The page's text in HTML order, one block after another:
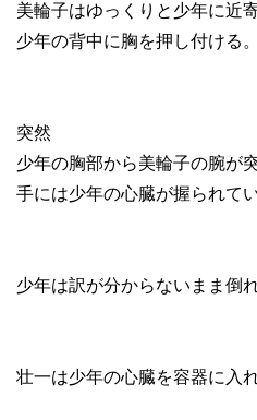
美輪子はゆっくりと少年に近
少年の背中に胸を押し付ける。
突然
少年の胸部から美輪子の腕が
手には少年の心臓が握られてい
少年は訳が分からないまま倒れ
壮一は少年の心臓を容器に入れ